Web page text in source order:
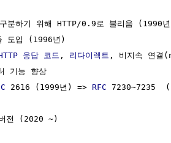
하기 위해 HTTP/0.9로 불리움 (1990년
도입 (1996년)
응답 코드 , 리다이렉트 , 비지속 연
기능 향상
2616 (1999년) => RFC
전 (2020 ~)